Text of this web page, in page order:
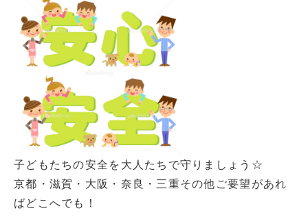
子どもたちの安全を大人たちで守りましょう☆
京都・滋賀・大阪・奈良・三重その他ご要望があれ
ばどこへでも！